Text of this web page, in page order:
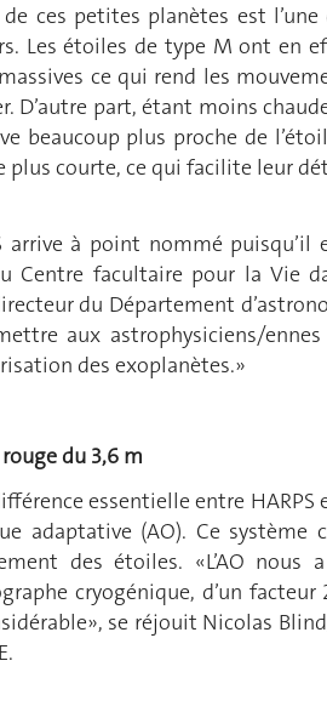
de ces petites planètes est
Les étoiles de type M ont en
ce qui rend les
D’autre part, étant moins
beaucoup plus proche de
plus courte, ce qui facilite leur
arrive à point nommé
Centre facultaire pour la Vie
du Département
aux astrophysiciens/
des exoplanètes.»
du 3,6 m
essentielle entre HARPS
adaptative (AO). Ce
des étoiles. «L’AO
cryogénique, d’un
se réjouit Nicolas